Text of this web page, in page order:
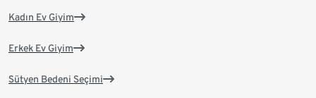
Kadın Ev Giyim
Erkek Ev Giyim
Sütyen Bedeni Seçimi